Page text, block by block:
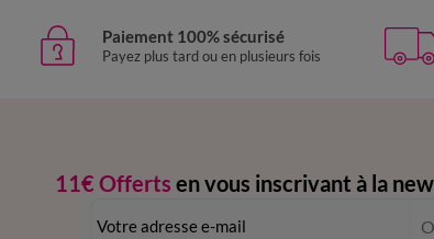
Paiement 100% sécurisé
Payez plus tard ou en plusieurs fois
11€ Offerts en vous inscrivant à la